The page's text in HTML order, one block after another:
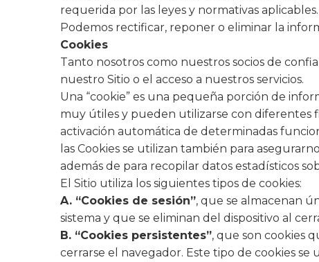
requerida por las leyes y normativas aplicables.
Podemos rectificar, reponer o eliminar la
Cookies
Tanto nosotros como nuestros socios de
nuestro Sitio o el acceso a nuestros servicios.
Una “cookie” es una pequeña porción de
muy útiles y pueden utilizarse con diferentes
activación automática de determinadas
las Cookies se utilizan también para
además de para recopilar datos estadísticos
El Sitio utiliza los siguientes tipos de cookies:
A. “Cookies de sesión”, que se almacenan
sistema y que se eliminan del dispositivo al
B. “Cookies persistentes”, que son cookies
cerrarse el navegador. Este tipo de cookies